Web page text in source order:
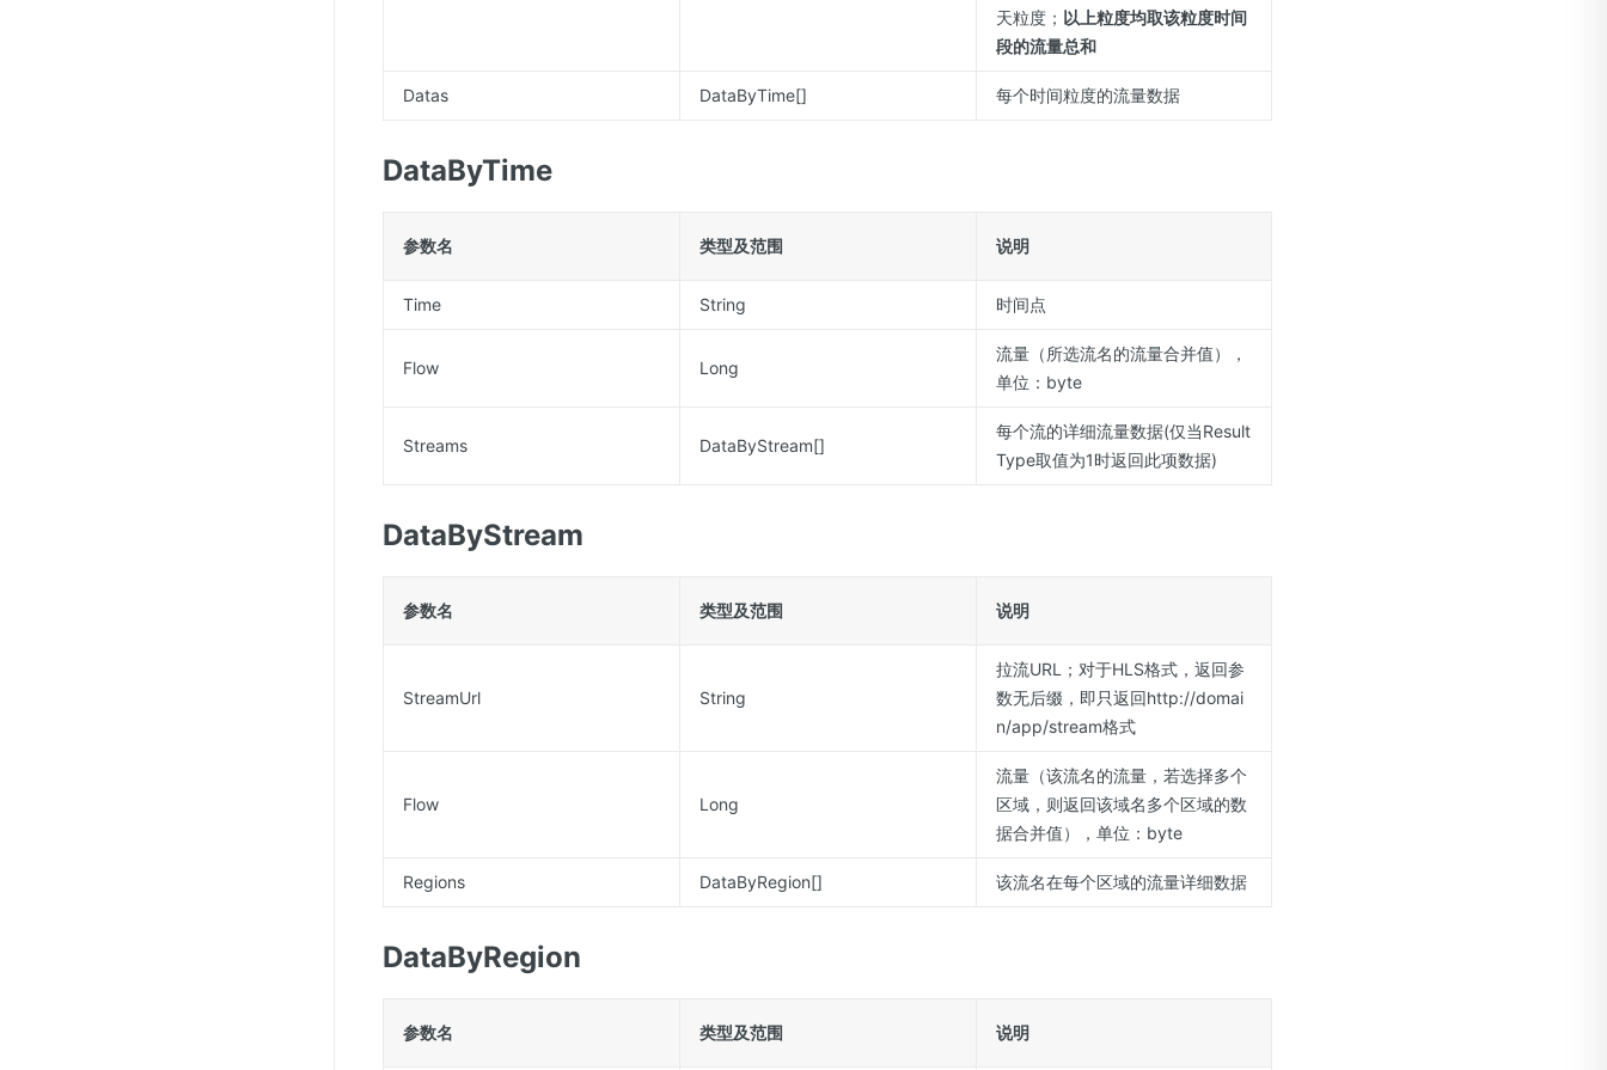
天粒度； 以上粒度均取该粒度时间
段的流量总和
Datas DataByTime[] 每个时间粒度的流量数据
DataByTime
参数名 类型及范围 说明
Time String 时间点
Flow Long
流量（所选流名的流量合并值），
单位：byte
Streams DataByStream[]
每个流的详细流量数据(仅当Result
Type取值为1时返回此项数据)
DataByStream
参数名 类型及范围 说明
StreamUrl String
拉流URL；对于HLS格式，返回参
数无后缀，即只返回http://domai
n/app/stream格式
Flow Long
流量（该流名的流量，若选择多个
区域，则返回该域名多个区域的数
据合并值），单位：byte
Regions DataByRegion[] 该流名在每个区域的流量详细数据
DataByRegion
参数名 类型及范围 说明